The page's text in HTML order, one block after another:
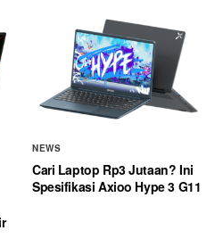
NEWS
Cari Laptop Rp3 Jutaan? Ini
Spesifikasi Axioo Hype 3 G11